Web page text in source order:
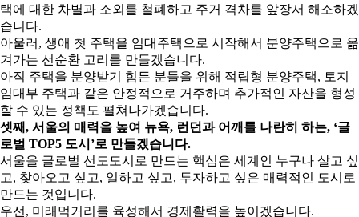
택에 대한 차별과 소외를 철폐하고 주거 격차를 앞장서 해소하겠
습니다.
아울러, 생애 첫 주택을 임대주택으로 시작해서 분양주택으로 옮
겨가는 선순환 고리를 만들겠습니다.
아직 주택을 분양받기 힘든 분들을 위해 적립형 분양주택, 토지
임대부 주택과 같은 안정적으로 거주하며 추가적인 자산을 형성
할 수 있는 정책도 펼쳐나가겠습니다.
셋째, 서울의 매력을 높여 뉴욕, 런던과 어깨를 나란히 하는, ‘글
로벌 TOP5 도시’로 만들겠습니다.
서울을 글로벌 선도도시로 만드는 핵심은 세계인 누구나 살고 싶
고, 찾아오고 싶고, 일하고 싶고, 투자하고 싶은 매력적인 도시로
만드는 것입니다.
우선, 미래먹거리를 육성해서 경제활력을 높이겠습니다.